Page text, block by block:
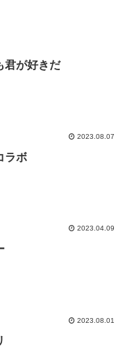
君が好きだ
2023.08.07
ラボ
2023.04.09
2023.08.01